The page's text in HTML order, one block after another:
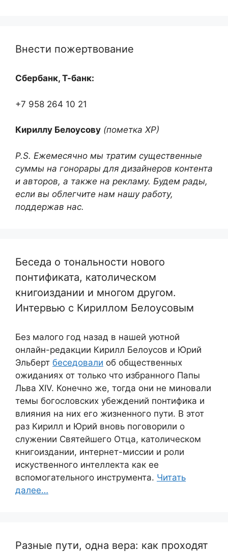
Внести пожертвование
Сбербанк, Т-банк:
+7 958 264 10 21
Кириллу Белоусову (пометка ХР)
P.S. Ежемесячно мы тратим существенные
суммы на гонорары для дизайнеров контента
и авторов, а также на рекламу. Будем рады,
если вы облегчите нам нашу работу,
поддержав нас.
Беседа о тональности нового
понтификата, католическом
книгоиздании и многом другом.
Интервью с Кириллом Белоусовым
Без малого год назад в нашей уютной
онлайн-редакции Кирилл Белоусов и Юрий
Эльберт беседовали об общественных
ожиданиях от только что избранного Папы
Льва XIV. Конечно же, тогда они не миновали
темы богословских убеждений понтифика и
влияния на них его жизненного пути. В этот
раз Кирилл и Юрий вновь поговорили о
служении Святейшего Отца, католическом
книгоиздании, интернет-миссии и роли
искуственного интеллекта как ее
вспомогательного инструмента. Читать
далее…
Разные пути, одна вера: как проходят